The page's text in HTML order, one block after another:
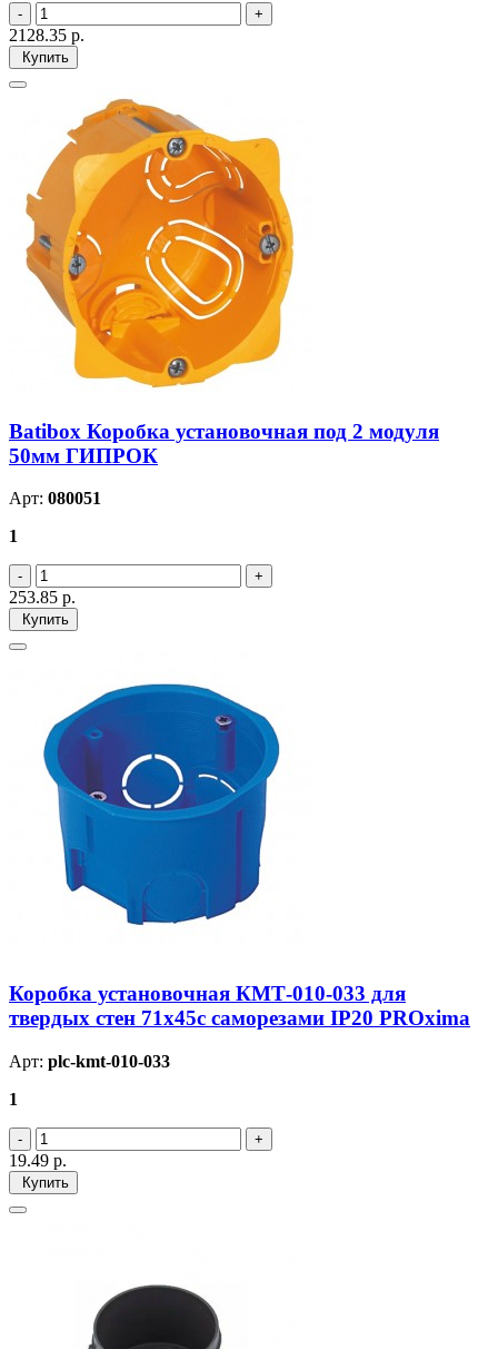
2128.35 р.
Купить
Batibox Коробка установочная под 2 модуля
50мм ГИПРОК
Арт: 080051
1
253.85 р.
Купить
Коробка установочная КМТ-010-033 для
твердых стен 71х45с саморезами IP20 PROxima
Арт: plc-kmt-010-033
1
19.49 р.
Купить